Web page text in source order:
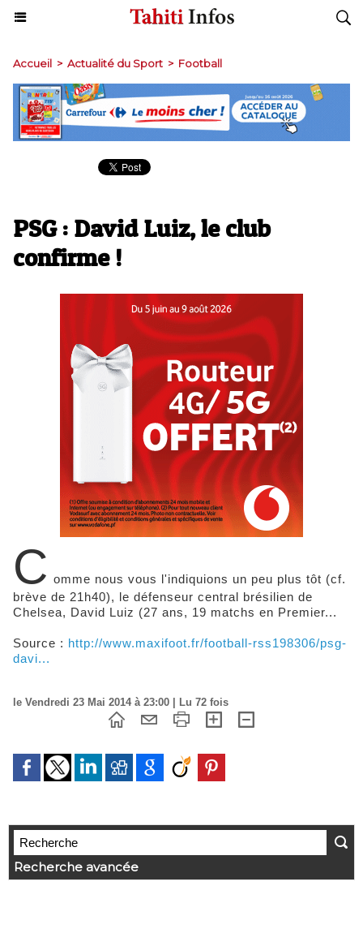
Accueil > Actualité du Sport > Football
PSG : David Luiz, le club
confirme !
C omme nous vous l'indiquions un peu plus tôt (cf.
brève de 21h40), le défenseur central brésilien de
Chelsea, David Luiz (27 ans, 19 matchs en Premier...
Source : http://www.maxifoot.fr/football-rss198306/psg-
davi...
le Vendredi 23 Mai 2014 à 23:00 | Lu 72 fois
Recherche avancée